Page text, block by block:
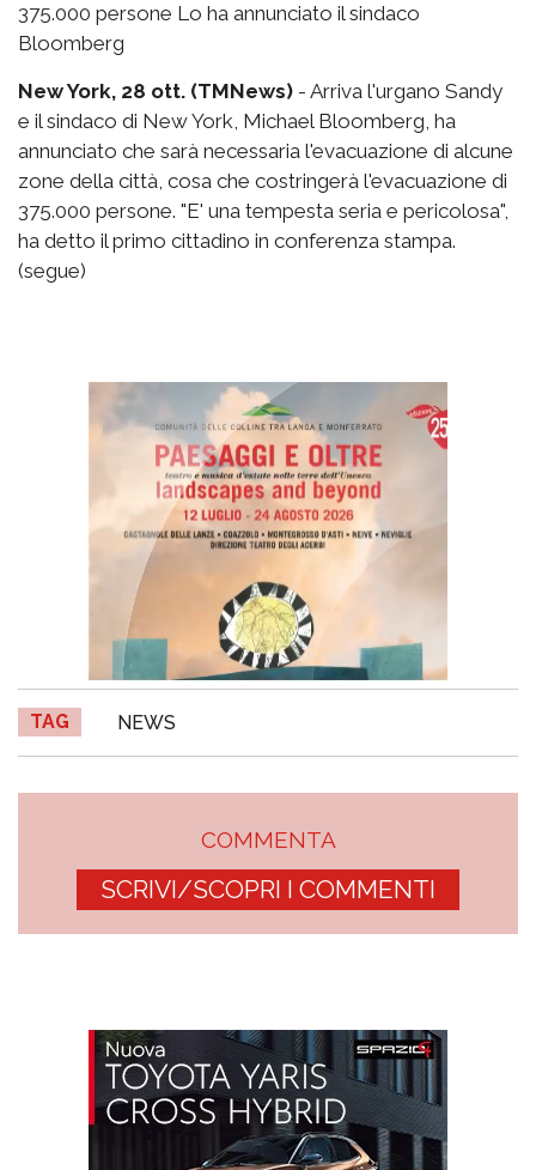
375.000 persone Lo ha annunciato il sindaco
Bloomberg
New York, 28 ott. (TMNews) - Arriva l'urgano Sandy
e il sindaco di New York, Michael Bloomberg, ha
annunciato che sarà necessaria l'evacuazione di alcune
zone della città, cosa che costringerà l'evacuazione di
375.000 persone. "E' una tempesta seria e pericolosa",
ha detto il primo cittadino in conferenza stampa.
(segue)
TAG NEWS
COMMENTA
SCRIVI/SCOPRI I COMMENTI